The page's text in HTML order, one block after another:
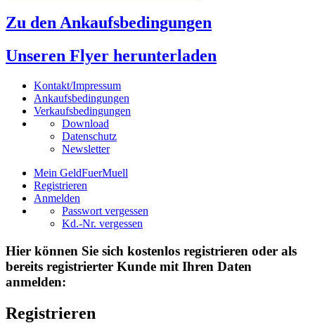
Zu den Ankaufsbedingungen
Unseren Flyer herunterladen
Kontakt/Impressum
Ankaufsbedingungen
Verkaufsbedingungen
Download
Datenschutz
Newsletter
Mein GeldFuerMuell
Registrieren
Anmelden
Passwort vergessen
Kd.-Nr. vergessen
Hier können Sie sich kostenlos registrieren oder als
bereits registrierter Kunde mit Ihren Daten
anmelden:
Registrieren